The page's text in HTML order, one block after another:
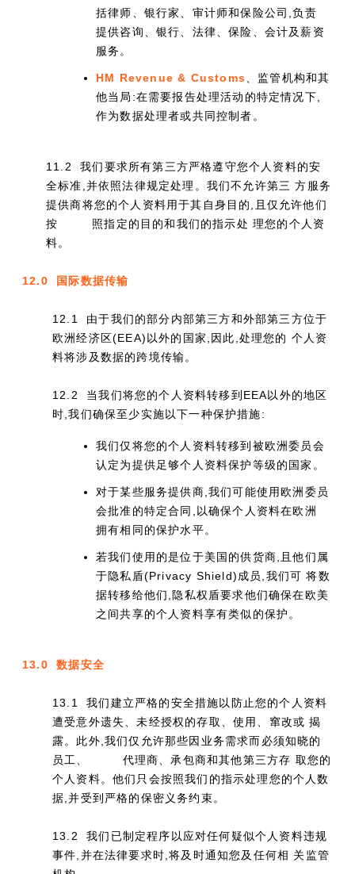
括律师、银行家、审计师和保险公司,负责
提供咨询、银行、法律、保险、会计及薪资
服务。
HM Revenue & Customs 、监管机构和其
他当局:在需要报告处理活动的特定情况下,
作为数据处理者或共同控制者。
11.2 我们要求所有第三方严格遵守您个人资料的安
全标准,并依照法律规定处理。我们不允许第三 方服务
提供商将您的个人资料用于其自身目的,且仅允许他们
按
照指定的目的和我们的指示处 理您的个人资
料。
12.0 国际数据传输
12.1 由于我们的部分内部第三方和外部第三方位于
欧洲经济区(EEA)以外的国家,因此,处理您的 个人资
料将涉及数据的跨境传输。
12.2 当我们将您的个人资料转移到EEA以外的地区
时,我们确保至少实施以下一种保护措施:
我们仅将您的个人资料转移到被欧洲委员会
认定为提供足够个人资料保护等级的国家。
对于某些服务提供商,我们可能使用欧洲委员
会批准的特定合同,以确保个人资料在欧洲
拥有相同的保护水平。
若我们使用的是位于美国的供货商,且他们属
于隐私盾(Privacy Shield)成员,我们可 将数
据转移给他们,隐私权盾要求他们确保在欧美
之间共享的个人资料享有类似的保护。
13.0 数据安全
13.1 我们建立严格的安全措施以防止您的个人资料
遭受意外遗失、未经授权的存取、使用、窜改或 揭
露。此外,我们仅允许那些因业务需求而必须知晓的
员工、
代理商、承包商和其他第三方存 取您的
个人资料。他们只会按照我们的指示处理您的个人数
据,并受到严格的保密义务约束。
13.2 我们已制定程序以应对任何疑似个人资料违规
事件,并在法律要求时,将及时通知您及任何相 关监管